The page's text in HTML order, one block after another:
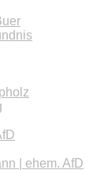
| ehem. AfD